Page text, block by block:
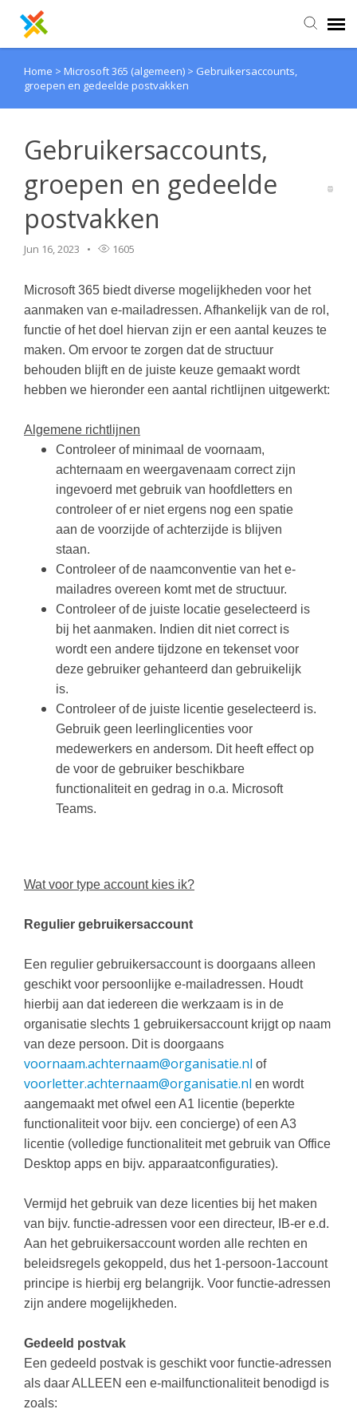
Kennisbank
Home > Microsoft 365 (algemeen) > Gebruikersaccounts,
groepen en gedeelde postvakken
Gebruikersaccounts,
groepen en gedeelde
postvakken
Jun 16, 2023 1605
Microsoft 365 biedt diverse mogelijkheden voor het
aanmaken van e-mailadressen. Afhankelijk van de rol,
functie of het doel hiervan zijn er een aantal keuzes te
maken. Om ervoor te zorgen dat de structuur
behouden blijft en de juiste keuze gemaakt wordt
hebben we hieronder een aantal richtlijnen uitgewerkt:
Algemene richtlijnen
Controleer of minimaal de voornaam,
achternaam en weergavenaam correct zijn
ingevoerd met gebruik van hoofdletters en
controleer of er niet ergens nog een spatie
aan de voorzijde of achterzijde is blijven
staan.
Controleer of de naamconventie van het e-
mailadres overeen komt met de structuur.
Controleer of de juiste locatie geselecteerd is
bij het aanmaken. Indien dit niet correct is
wordt een andere tijdzone en tekenset voor
deze gebruiker gehanteerd dan gebruikelijk
is.
Controleer of de juiste licentie geselecteerd is.
Gebruik geen leerlinglicenties voor
medewerkers en andersom. Dit heeft effect op
de voor de gebruiker beschikbare
functionaliteit en gedrag in o.a. Microsoft
Teams.
Wat voor type account kies ik?
Regulier gebruikersaccount
Een regulier gebruikersaccount is doorgaans alleen
geschikt voor persoonlijke e-mailadressen. Houdt
hierbij aan dat iedereen die werkzaam is in de
organisatie slechts 1 gebruikersaccount krijgt op naam
van deze persoon. Dit is doorgaans
voornaam.achternaam@organisatie.nl of
voorletter.achternaam@organisatie.nl en wordt
aangemaakt met ofwel een A1 licentie (beperkte
functionaliteit voor bijv. een concierge) of een A3
licentie (volledige functionaliteit met gebruik van Office
Desktop apps en bijv. apparaatconfiguraties).
Vermijd het gebruik van deze licenties bij het maken
van bijv. functie-adressen voor een directeur, IB-er e.d.
Aan het gebruikersaccount worden alle rechten en
beleidsregels gekoppeld, dus het 1-persoon-1account
principe is hierbij erg belangrijk. Voor functie-adressen
zijn andere mogelijkheden.
Gedeeld postvak
Een gedeeld postvak is geschikt voor functie-adressen
als daar ALLEEN een e-mailfunctionaliteit benodigd is
zoals: